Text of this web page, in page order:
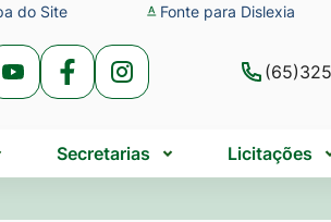
do Site Fonte para Dislexia
Acessar
Rede
Social
Acessar
Rede
Social
Acessar
Rede
Social
Secretarias Licitações